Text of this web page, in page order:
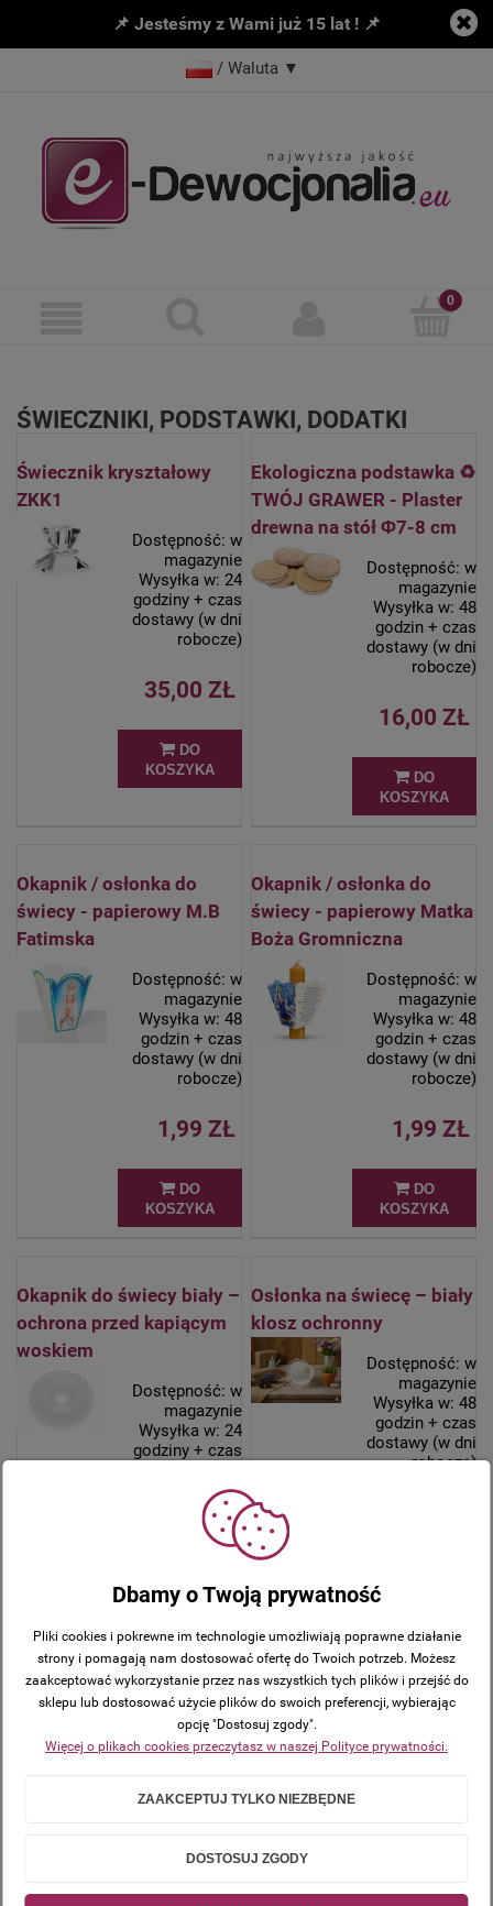
📌 Jesteśmy z Wami już 15 lat ! 📌
/ Waluta ▼
ŚWIECZNIKI, PODSTAWKI, DODATKI
Świecznik kryształowy
ZKK1
Dostępność: w
magazynie
Wysyłka w: 24
godziny + czas
dostawy (w dni
robocze)
35,00 ZŁ
DO
KOSZYKA
Ekologiczna podstawka ♻
TWÓJ GRAWER - Plaster
drewna na stół Φ7-8 cm
Dostępność: w
magazynie
Wysyłka w: 48
godzin + czas
dostawy (w dni
robocze)
16,00 ZŁ
DO
KOSZYKA
Okapnik / osłonka do
świecy - papierowy M.B
Fatimska
Dostępność: w
magazynie
Wysyłka w: 48
godzin + czas
dostawy (w dni
robocze)
1,99 ZŁ
DO
KOSZYKA
Okapnik / osłonka do
świecy - papierowy Matka
Boża Gromniczna
Dostępność: w
magazynie
Wysyłka w: 48
godzin + czas
dostawy (w dni
robocze)
1,99 ZŁ
DO
KOSZYKA
Okapnik do świecy biały –
ochrona przed kapiącym
woskiem
Dostępność: w
magazynie
Wysyłka w: 24
godziny + czas
robocze)
3,80 ZŁ
DO
Osłonka na świecę – biały
klosz ochronny
Dostępność: w
magazynie
Wysyłka w: 48
godzin + czas
dostawy (w dni
robocze)
KOSZYKA
Szklana podstawka pod
spodziewana
9,99 ZŁ
Świecznik kryształowy 17
cm CRYSTAL
Dbamy o Twoją prywatność
Pliki cookies i pokrewne im technologie umożliwiają poprawne działanie
strony i pomagają nam dostosować ofertę do Twoich potrzeb. Możesz
zaakceptować wykorzystanie przez nas wszystkich tych plików i przejść do
sklepu lub dostosować użycie plików do swoich preferencji, wybierając
opcję "Dostosuj zgody".
Więcej o plikach cookies przeczytasz w naszej Polityce prywatności.
ZAAKCEPTUJ TYLKO NIEZBĘDNE
DOSTOSUJ ZGODY